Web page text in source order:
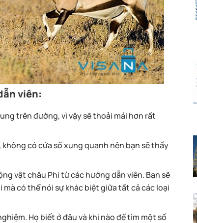
viên:
trên đường, vì vậy sẽ thoải mái hơn rất
không có cửa sổ xung quanh nên bạn sẽ thấy
vật châu Phi từ các hướng dẫn viên. Bạn sẽ
có thể nói sự khác biệt giữa tất cả các loại
Họ biết ở đâu và khi nào để tìm một số